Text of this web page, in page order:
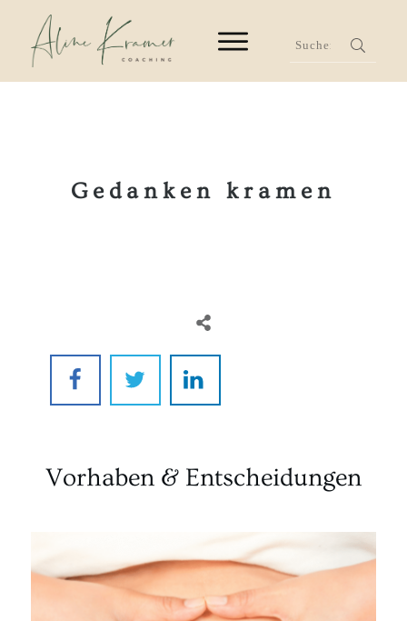
Ge danken kramen
Vorhaben & Entscheidungen